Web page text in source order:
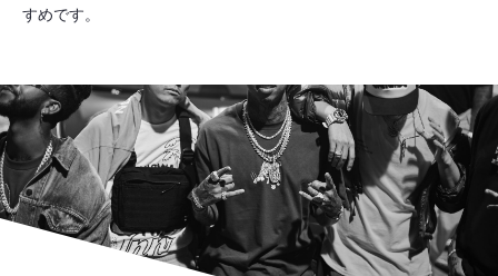
すめです。